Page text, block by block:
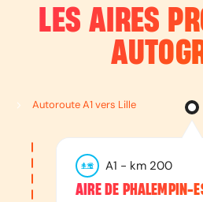
LES AIRES
Autoroute A1 vers Lille
A1 - km 200
AIRE DE PHALEMPIN-